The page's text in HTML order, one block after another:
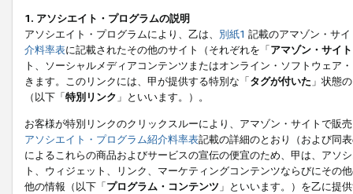
1. アソシエイト・プログラムの説明
アソシエイト・プログラムにより、乙は、 別紙1 記載のアマゾン・サ
介料率表に記載されたその他のサイト（それぞれを「アマゾン・サイト
ト、ソーシャルメディアコンテンツまたはオンライン・ソフトウェア
きます。このリンクには、甲が提供する特別な「タグが付いた 」状態
（以下「特別リンク 」といいます。）。
お客様が特別リンクのクリックスルーにより、アマゾン・サイトで販
アソシエイト・プログラム紹介料率表記載の詳細のとおり（および同
によるこれらの商品およびサービスの宣伝の便宜のため、甲は、アソ
ト、ウィジェット、リンク、マーケティングコンテンツならびにその
他の情報（以下「プログラム・コンテンツ 」といいます。）を乙に提